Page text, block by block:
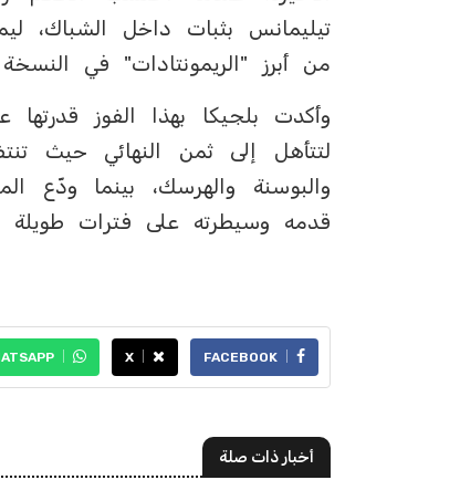
تيليمانس بثبات داخل الشباك،
من أبرز "الريمونتادات" في
وأكدت بلجيكا بهذا الفوز
لتتأهل إلى ثمن النهائي حيث
والبوسنة والهرسك، بينما ودّع
قدمه وسيطرته على فترات طويلة
FACEBOOK
X
أخبار ذات صلة